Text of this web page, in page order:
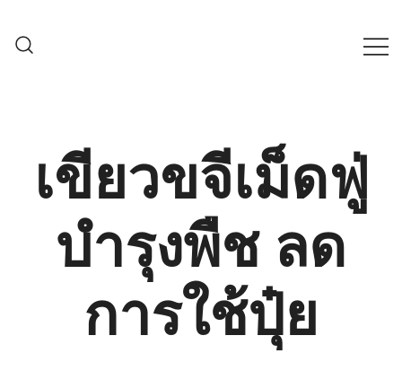
content
พร้อมดูแลพืชอย่างครบวงจร
เขียวขจีเม็ดฟู่
บำรุงพืช ลด
การใช้ปุ๋ย